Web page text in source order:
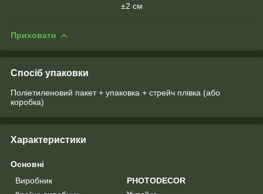
±2 см
Приховати
Спосіб упаковки
Поліетиленовий пакет + упаковка + стрейч плівка (або
коробка)
Характеристики
Основні
Виробник
PHOTODECOR